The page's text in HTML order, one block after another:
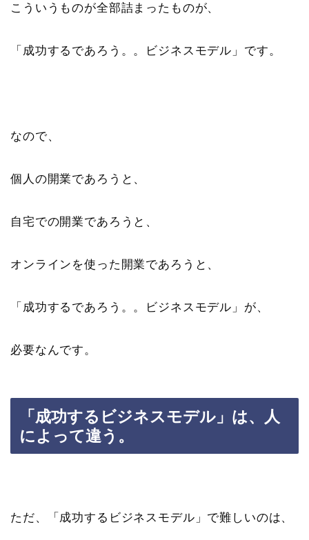
こういうものが全部詰まったものが、
「成功するであろう。。ビジネスモデル」です。
なので、
個人の開業であろうと、
自宅での開業であろうと、
オンラインを使った開業であろうと、
「成功するであろう。。ビジネスモデル」が、
必要なんです。
「成功するビジネスモデル」は、人
によって違う。
ただ、「成功するビジネスモデル」で難しいのは、